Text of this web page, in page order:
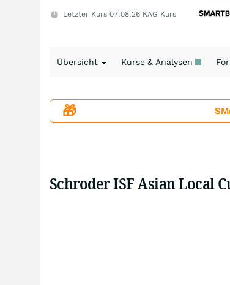
Letzter Kurs 07.08.26 KAG Kurs
Übersicht Kurse & Analysen
🎁
Schroder ISF Asian Local